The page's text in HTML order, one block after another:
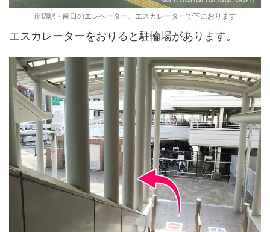
岸辺駅・南口のエレベーター、エスカレーターで下におります
エスカレーターをおりると駐輪場があります。